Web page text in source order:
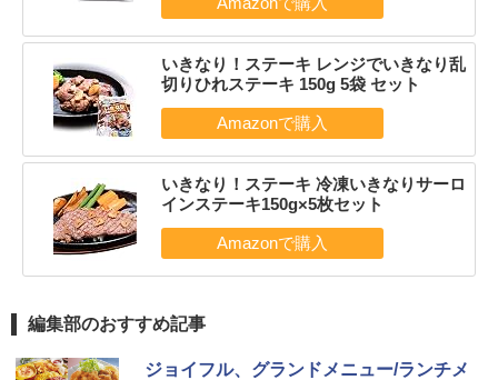
いきなり！ステーキ レンジでいきなり乱
切りひれステーキ 150g 5袋 セット
いきなり！ステーキ 冷凍いきなりサーロ
インステーキ150g×5枚セット
編集部のおすすめ記事
ジョイフル、グランドメニュー/ランチメ